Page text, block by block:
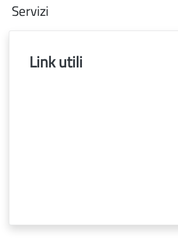
Servizi
Link utili